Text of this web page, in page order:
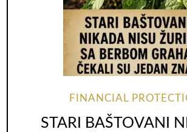
FINANCIAL
STARI BAŠTOVANI